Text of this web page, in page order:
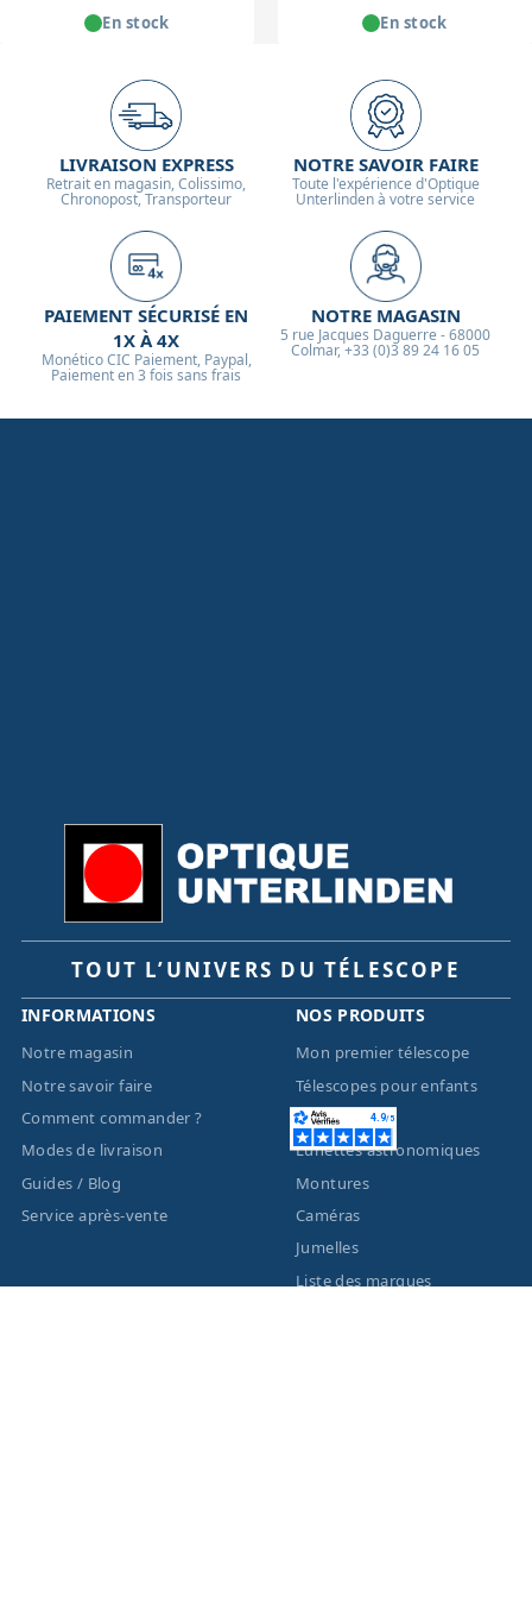
En stock En stock
LIVRAISON EXPRESS
Retrait en magasin, Colissimo,
Chronopost, Transporteur
NOTRE SAVOIR FAIRE
Toute l'expérience d'Optique
Unterlinden à votre service
PAIEMENT SÉCURISÉ EN
1X À 4X
Monético CIC Paiement, Paypal,
Paiement en 3 fois sans frais
NOTRE MAGASIN
5 rue Jacques Daguerre - 68000
Colmar, +33 (0)3 89 24 16 05
TOUT L’UNIVERS DU TÉLESCOPE
INFORMATIONS
Notre magasin
Notre savoir faire
Comment commander ?
Modes de livraison
Guides / Blog
Service après-vente
NOS PRODUITS
Mon premier télescope
Télescopes pour enfants
Télescopes
Lunettes astronomiques
Montures
Caméras
Jumelles
Liste des marques